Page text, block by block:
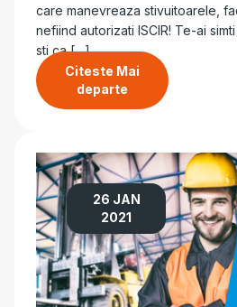
care manevreaza stivuitoarele,
nefiind autorizati ISCIR! Te-ai
sti ca […]
Citeste Mai
departe
26 JAN
2021